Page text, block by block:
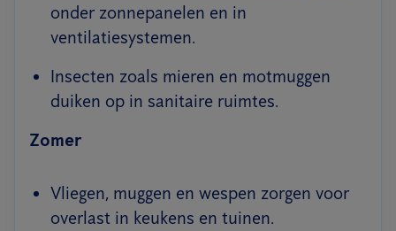
onder zonnepanelen en in
ventilatiesystemen.
Insecten zoals mieren en motmuggen
duiken op in sanitaire ruimtes.
Zomer
Vliegen, muggen en wespen zorgen voor
overlast in keukens en tuinen.